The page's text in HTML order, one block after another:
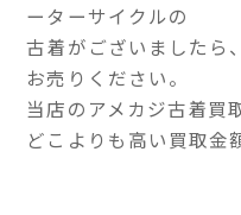
ーターサイクルの
古着がございましたら
お売りください。
当店のアメカジ古着買
どこよりも高い買取金